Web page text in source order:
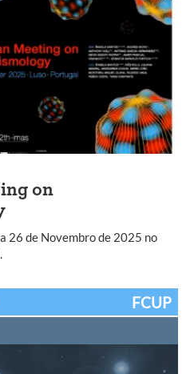
on
26 de Novembro de 2025 no
FCUP